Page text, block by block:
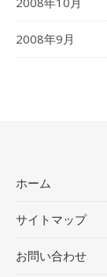
2008年9月
ホーム
サイトマップ
お問い合わせ